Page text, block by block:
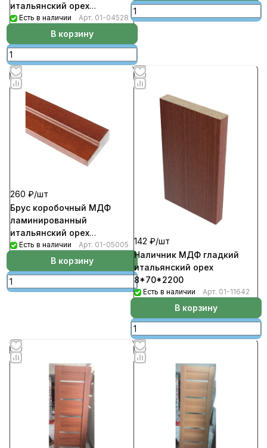
итальянский орех
100*8*2070
Есть в наличии Арт. 01-04528
В корзину
260 ₽/шт
Брус коробочный МДФ
ламинированный
итальянский орех
26*70*2070
Есть в наличии Арт. 01-05005
В корзину
142 ₽/шт
Наличник МДФ гладкий
итальянский орех
8*70*2200
Есть в наличии Арт. 01-11642
В корзину